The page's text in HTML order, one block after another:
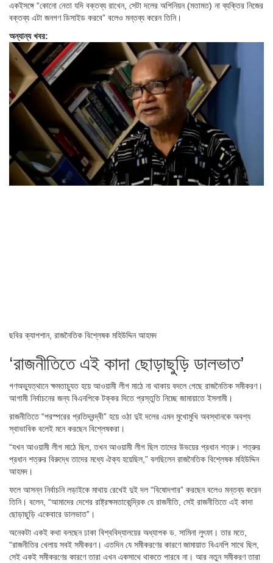
একইসঙ্গে “কোনো নেতা যদি বক্তব্য রাখেন, সেটা দলের অপিনিয়ন (মতামত) না ব্যক্তির নিজের
বক্তব্য এটা জনগণ ডিসাইড করবে” বলেও মন্তব্য করেন তিনি।
অন্যান্য খবর:
ছবির ক্যাপশান, রাজনৈতিক বিশ্লেষক মহিউদ্দিন আহমদ
‘রাজনীতিতে এই কাদা ছোড়াছুড়ি ডালভাত’
গণঅভ্যুত্থানে ক্ষমতাচ্যুত হয়ে আওয়ামী লীগ মাঠে না থাকায় বদলে গেছে রাজনৈতিক সমীকরণ।
আগামী নির্বাচনের জন্য বিএনপিকে টক্কর দিতে প্রস্তুতি নিচ্ছে জামায়াতে ইসলামী।
রাজনীতিতে “পরস্পরের প্রতিদ্বন্দ্বী” হয়ে ওঠা দুই দলের এমন মুখোমুখি অবস্থানকে অবশ্য
স্বাভাবিক বলেই মনে করছেন বিশ্লেষকরা।
“যখন আওয়ামী লীগ মাঠে ছিল, তখন আওয়ামী লীগ ছিল তাদের উভয়ের প্রধান শত্রু। শত্রুর
প্রধান শত্রুর বিরুদ্ধে তাদের মধ্যে ঐক্য হয়েছিল,” বলছিলেন রাজনৈতিক বিশ্লেষক মহিউদ্দিন
আহমদ।
ফলে আসন্ন নির্বাচনি লড়াইকে মাথায় রেখেই দুই দল “বিষোদগার” করছেন বলেও মন্তব্য করেন
তিনি। বলেন, “আমাদের দেশের রাষ্ট্রক্ষমতাকেন্দ্রিক যে রাজনীতি, সেই রাজনীতিতে এই কাদা
ছোড়াছুড়ি একেবারে ডালভাত”।
অনেকটা একই কথা বলছেন ঢাকা বিশ্ববিদ্যালয়ের অধ্যাপক ড. সামিনা লুৎফা। তার মতে,
“রাজনীতির খেলায় সবই সমীকরণ। এতদিন যে সমীকরণের কারণে জামায়াত বিএনপি সাথে ছিল,
সেই একই সমীকরণের কারণে তারা এখন একসাথে থাকতে পারবে না। আর নতুন সমীকরণ তারা